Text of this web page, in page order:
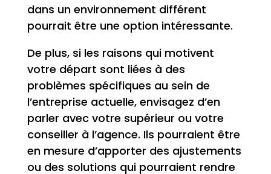
dans un environnement différent
pourrait être une option intéressante.
De plus, si les raisons qui motivent
votre départ sont liées à des
problèmes spécifiques au sein de
l’entreprise actuelle, envisagez d’en
parler avec votre supérieur ou votre
conseiller à l’agence. Ils pourraient être
en mesure d’apporter des ajustements
ou des solutions qui pourraient rendre